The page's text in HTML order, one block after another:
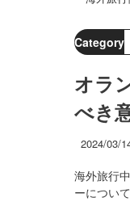
Category
オラ
べき
2024/03/
海外旅行
ーについ